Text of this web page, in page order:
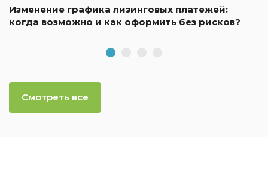
Изменение графика лизинговых платежей:
когда возможно и как оформить без рисков?
Смотреть все